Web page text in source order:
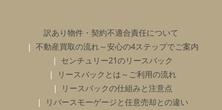
訳あり物件・契約不適合責任について
不動産買取の流れ～安心の4ステップでご案内
センチュリー21のリースバック
リースバックとは～ご利用の流れ
リースバックの仕組みと注意点
リバースモーゲージと任意売却との違い